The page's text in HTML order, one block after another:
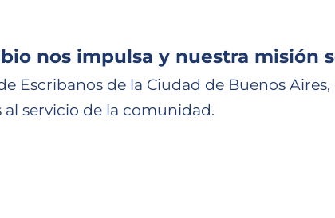
nos impulsa y nuestra misión
Escribanos de la Ciudad de Buenos Aires,
al servicio de la comunidad.